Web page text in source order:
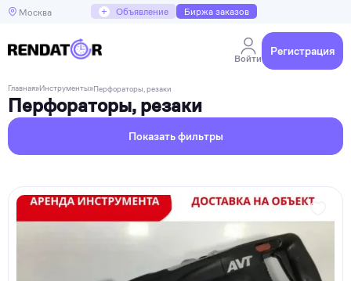
Москва + Объявление Биржа заказов
Войти
Регистрация
Главная»Инструменты»Перфораторы, резаки
Перфораторы, резаки
Показать фильтры